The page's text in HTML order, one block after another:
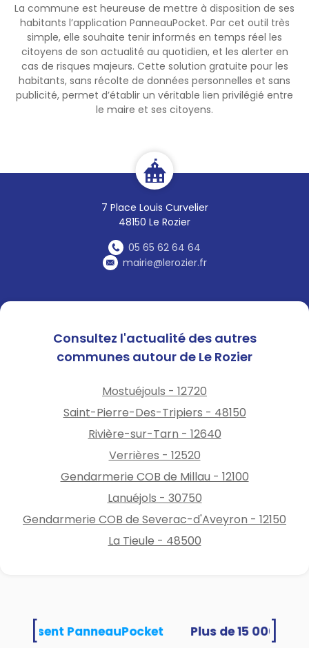
La commune est heureuse de mettre à disposition de ses
habitants l’application PanneauPocket. Par cet outil très
simple, elle souhaite tenir informés en temps réel les
citoyens de son actualité au quotidien, et les alerter en
cas de risques majeurs. Cette solution gratuite pour les
habitants, sans récolte de données personnelles et sans
publicité, permet d’établir un véritable lien privilégié entre
le maire et ses citoyens.
7 Place Louis Curvelier
48150 Le Rozier
05 65 62 64 64
mairie@lerozier.fr
Consultez l'actualité des autres
communes autour de Le Rozier
Mostuéjouls - 12720
Saint-Pierre-Des-Tripiers - 48150
Rivière-sur-Tarn - 12640
Verrières - 12520
Gendarmerie COB de Millau - 12100
Lanuéjols - 30750
Gendarmerie COB de Severac-d'Aveyron - 12150
La Tieule - 48500
utilisent PanneauPocket